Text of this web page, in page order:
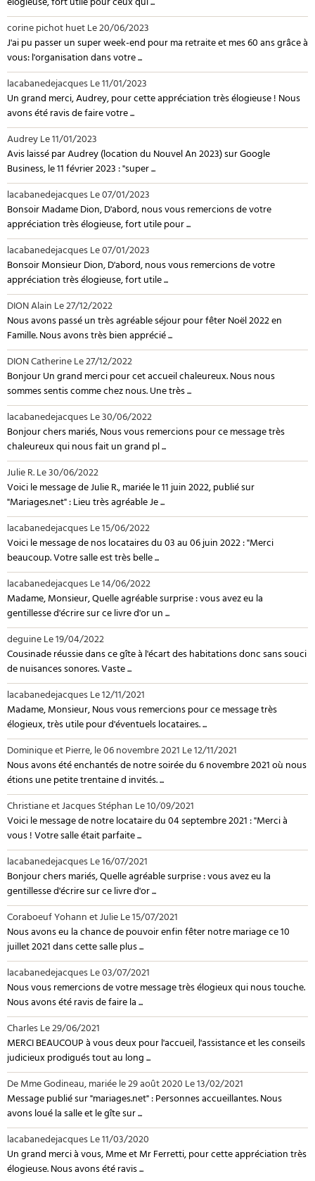
corine pichot huetLe 20/06/2023
J'ai pu passer un super week-end pour ma retraite et mes 60 ans grâce à
vous: l'organisation dans votre ...
lacabanedejacquesLe 11/01/2023
Un grand merci, Audrey, pour cette appréciation très élogieuse ! Nous
avons été ravis de faire votre ...
AudreyLe 11/01/2023
Avis laissé par Audrey (location du Nouvel An 2023) sur Google
Business, le 11 février 2023 : "super ...
lacabanedejacquesLe 07/01/2023
Bonsoir Madame Dion, D'abord, nous vous remercions de votre
appréciation très élogieuse, fort utile pour ...
lacabanedejacquesLe 07/01/2023
Bonsoir Monsieur Dion, D'abord, nous vous remercions de votre
appréciation très élogieuse, fort utile ...
DION AlainLe 27/12/2022
Nous avons passé un très agréable séjour pour fêter Noël 2022 en
Famille. Nous avons très bien apprécié ...
DION CatherineLe 27/12/2022
Bonjour Un grand merci pour cet accueil chaleureux. Nous nous
sommes sentis comme chez nous. Une très ...
lacabanedejacquesLe 30/06/2022
Bonjour chers mariés, Nous vous remercions pour ce message très
chaleureux qui nous fait un grand pl ...
Julie R.Le 30/06/2022
Voici le message de Julie R., mariée le 11 juin 2022, publié sur
"Mariages.net" : Lieu très agréable Je ...
lacabanedejacquesLe 15/06/2022
Voici le message de nos locataires du 03 au 06 juin 2022 : "Merci
beaucoup. Votre salle est très belle ...
lacabanedejacquesLe 14/06/2022
Madame, Monsieur, Quelle agréable surprise : vous avez eu la
gentillesse d'écrire sur ce livre d'or un ...
deguineLe 19/04/2022
Cousinade réussie dans ce gîte à l'écart des habitations donc sans souci
de nuisances sonores. Vaste ...
lacabanedejacquesLe 12/11/2021
Madame, Monsieur, Nous vous remercions pour ce message très
élogieux, très utile pour d'éventuels locataires. ...
Dominique et Pierre, le 06 novembre 2021Le 12/11/2021
Nous avons été enchantés de notre soirée du 6 novembre 2021 où nous
étions une petite trentaine d invités. ...
Christiane et Jacques StéphanLe 10/09/2021
Voici le message de notre locataire du 04 septembre 2021 : "Merci à
vous ! Votre salle était parfaite ...
lacabanedejacquesLe 16/07/2021
Bonjour chers mariés, Quelle agréable surprise : vous avez eu la
gentillesse d'écrire sur ce livre d'or ...
Coraboeuf Yohann et JulieLe 15/07/2021
Nous avons eu la chance de pouvoir enfin fêter notre mariage ce 10
juillet 2021 dans cette salle plus ...
lacabanedejacquesLe 03/07/2021
Nous vous remercions de votre message très élogieux qui nous touche.
Nous avons été ravis de faire la ...
CharlesLe 29/06/2021
MERCI BEAUCOUP à vous deux pour l'accueil, l'assistance et les conseils
judicieux prodigués tout au long ...
De Mme Godineau, mariée le 29 août 2020Le 13/02/2021
Message publié sur "mariages.net" : Personnes accueillantes. Nous
avons loué la salle et le gîte sur ...
lacabanedejacquesLe 11/03/2020
Un grand merci à vous, Mme et Mr Ferretti, pour cette appréciation très
élogieuse. Nous avons été ravis ...